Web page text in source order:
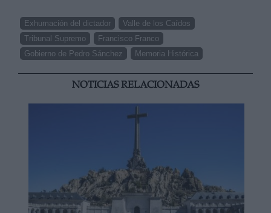
Exhumación del dictador
Valle de los Caídos
Tribunal Supremo
Francisco Franco
Gobierno de Pedro Sánchez
Memoria Histórica
NOTICIAS RELACIONADAS